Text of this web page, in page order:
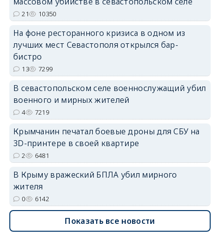
21 10350
На фоне ресторанного кризиса в одном из
лучших мест Севастополя открылся бар-
бистро
13 7299
В севастопольском селе военнослужащий убил
военного и мирных жителей
4 7219
Крымчанин печатал боевые дроны для СБУ на
3D-принтере в своей квартире
2 6481
В Крыму вражеский БПЛА убил мирного
жителя
0 6142
Показать все новости